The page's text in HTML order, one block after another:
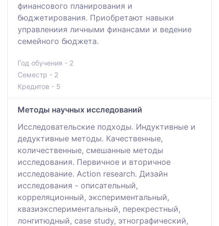
финансового планирования и
бюджетирования. Приобретают навыки
управлениия личными финансами и ведение
семейного бюджета.
Год обучения - 2
Семестр - 2
Кредитов - 5
Методы научных исследований
Исследовательские подходы. Индуктивные и
дедуктивные методы. Качественные,
количественные, смешанные методы
исследования. Первичное и вторичное
исследование. Action research. Дизайн
исследования - описательный,
корреляционный, экспериментальный,
квазиэкспериментальный, перекрестный,
лонгитюдный, case study, этнографический,